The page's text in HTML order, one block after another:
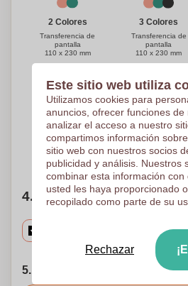
2 Colores
Transferencia de
pantalla
110 x 230 mm
3 Colores
Transferencia de
pantalla
110 x 230 mm
5 Colores
Transferencia de
110 x 230 mm
¿Necesitas ayuda?
4. Elige tu cantidad
5. Elija su fecha de envío
Este sitio web utiliza
Utilizamos cookies para
anuncios, ofrecer funciones de
analizar el acceso a nuestro
compartimos información
sitio web con nuestros socios
publicidad y análisis. Nuestros
combinar esta información con
usted les haya proporcionado
recopilado como parte de su
Rechazar